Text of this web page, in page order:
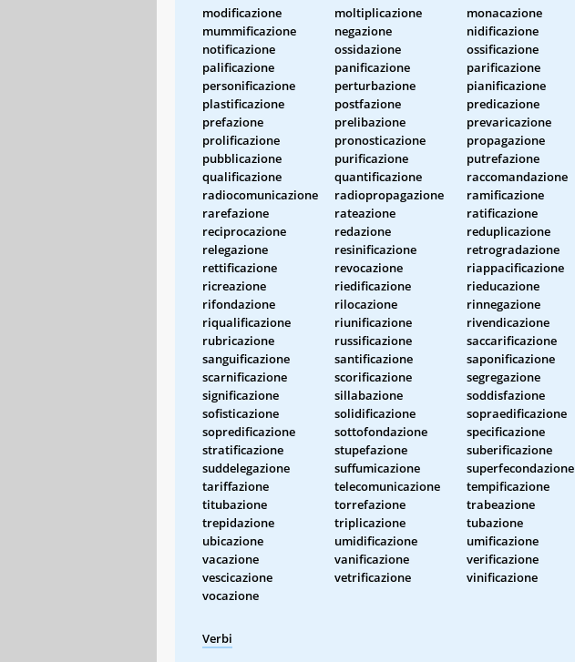
modificazione
moltiplicazione monacazione
mummificazione
negazione nidificazione
notificazione
ossidazione ossificazione
palificazione
panificazione parificazione
personificazione
perturbazione pianificazione
plastificazione
postfazione predicazione
prefazione
prelibazione prevaricazione
prolificazione
pronosticazione propagazione
pubblicazione
purificazione putrefazione
qualificazione
quantificazione raccomandazione
radiocomunicazione
radiopropagazione ramificazione
rarefazione
rateazione ratificazione
reciprocazione
redazione reduplicazione
relegazione
resinificazione retrogradazione
rettificazione
revocazione riappacificazione
ricreazione
riedificazione rieducazione
rifondazione
rilocazione rinnegazione
riqualificazione
riunificazione rivendicazione
rubricazione
russificazione saccarificazione
sanguificazione
santificazione saponificazione
scarnificazione
scorificazione segregazione
significazione
sillabazione soddisfazione
sofisticazione
solidificazione sopraedificazione
sopredificazione
sottofondazione specificazione
stratificazione
stupefazione suberificazione
suddelegazione
suffumicazione superfecondazione
tariffazione
telecomunicazione tempificazione
titubazione
torrefazione trabeazione
trepidazione
triplicazione tubazione
ubicazione
umidificazione umificazione
vacazione
vanificazione verificazione
vescicazione
vetrificazione vinificazione
vocazione
Verbi